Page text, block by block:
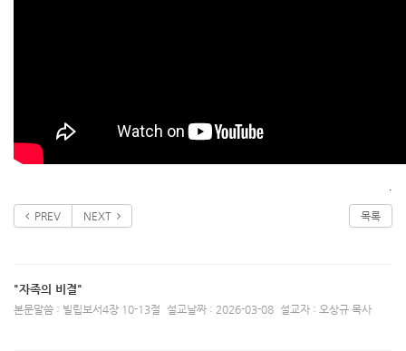
.
PREV NEXT 목록
"자족의 비결"
본문말씀 : 빌립보서4장 10-13절 설교날짜 : 2026-03-08 설교자 : 오상규 목사